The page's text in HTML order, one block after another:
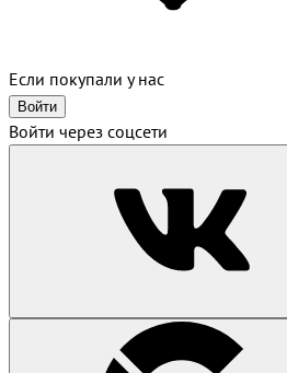
Если покупали у нас
Войти
Войти через соцсети